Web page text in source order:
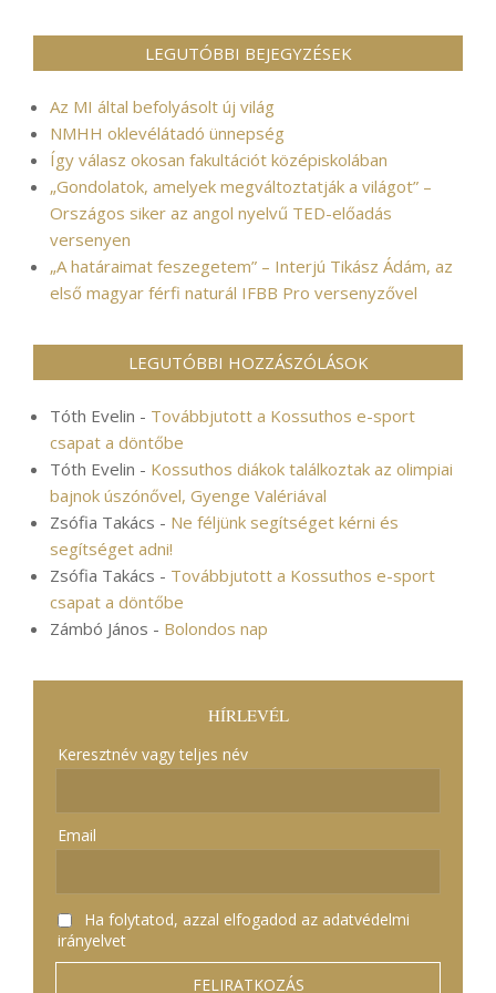
LEGUTÓBBI BEJEGYZÉSEK
Az MI által befolyásolt új világ
NMHH oklevélátadó ünnepség
Így válasz okosan fakultációt középiskolában
„Gondolatok, amelyek megváltoztatják a világot” –
Országos siker az angol nyelvű TED-előadás
versenyen
„A határaimat feszegetem” – Interjú Tikász Ádám, az
első magyar férfi naturál IFBB Pro versenyzővel
LEGUTÓBBI HOZZÁSZÓLÁSOK
Tóth Evelin - Továbbjutott a Kossuthos e-sport
csapat a döntőbe
Tóth Evelin - Kossuthos diákok találkoztak az olimpiai
bajnok úszónővel, Gyenge Valériával
Zsófia Takács - Ne féljünk segítséget kérni és
segítséget adni!
Zsófia Takács - Továbbjutott a Kossuthos e-sport
csapat a döntőbe
Zámbó János - Bolondos nap
HÍRLEVÉL
Keresztnév vagy teljes név
Email
Ha folytatod, azzal elfogadod az adatvédelmi
irányelvet